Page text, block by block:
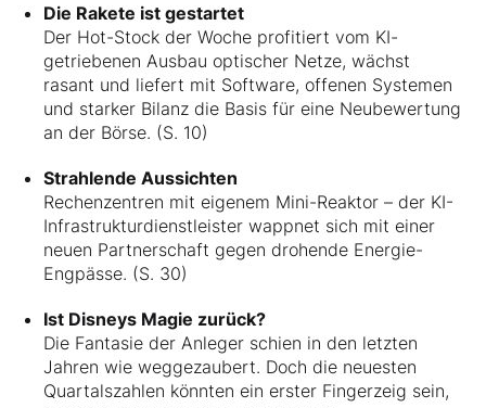
Die Rakete ist gestartet
Der Hot-Stock der Woche profitiert vom KI-
getriebenen Ausbau optischer Netze, wächst
rasant und liefert mit Software, offenen Systemen
und starker Bilanz die Basis für eine Neubewertung
an der Börse. (S. 10)
Strahlende Aussichten
Rechenzentren mit eigenem Mini-Reaktor – der KI-
Infrastrukturdienstleister wappnet sich mit einer
neuen Partnerschaft gegen drohende Energie-
Engpässe. (S. 30)
Ist Disneys Magie zurück?
Die Fantasie der Anleger schien in den letzten
Jahren wie weggezaubert. Doch die neuesten
Quartalszahlen könnten ein erster Fingerzeig sein,